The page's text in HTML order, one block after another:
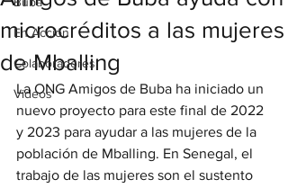
En Acción
Colaboradores
Videos
microcréditos a las mujeres
de Mballing
La ONG Amigos de Buba ha iniciado un
nuevo proyecto para este final de 2022
y 2023 para ayudar a las mujeres de la
población de Mballing. En Senegal, el
trabajo de las mujeres son el sustento